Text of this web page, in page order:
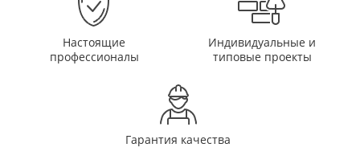
Настоящие
профессионалы
Индивидуальные и
типовые проекты
Гарантия качества